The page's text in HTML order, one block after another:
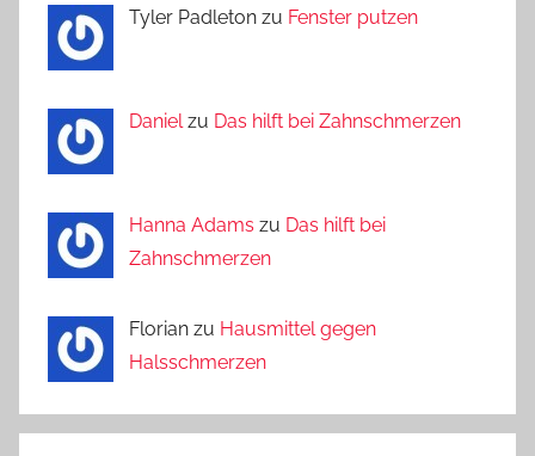
Tyler Padleton zu Fenster putzen
Daniel zu Das hilft bei Zahnschmerzen
Hanna Adams zu Das hilft bei
Zahnschmerzen
Florian zu Hausmittel gegen
Halsschmerzen